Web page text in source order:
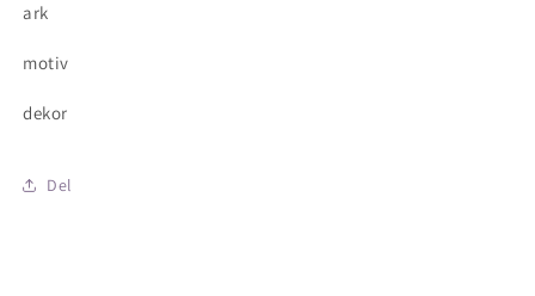
ark
motiv
dekor
Del